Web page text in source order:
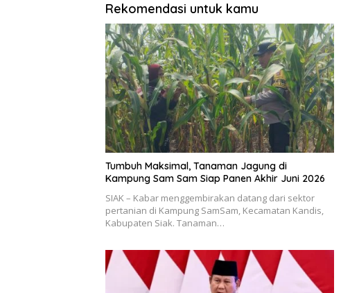
Rekomendasi untuk kamu
Tumbuh Maksimal, Tanaman Jagung di
Kampung Sam Sam Siap Panen Akhir Juni 2026
SIAK – Kabar menggembirakan datang dari sektor
pertanian di Kampung SamSam, Kecamatan Kandis,
Kabupaten Siak. Tanaman…